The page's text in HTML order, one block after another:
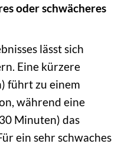
oder schwächeres
lässt sich
Eine kürzere
führt zu einem
während eine
Minuten) das
ein sehr schwaches